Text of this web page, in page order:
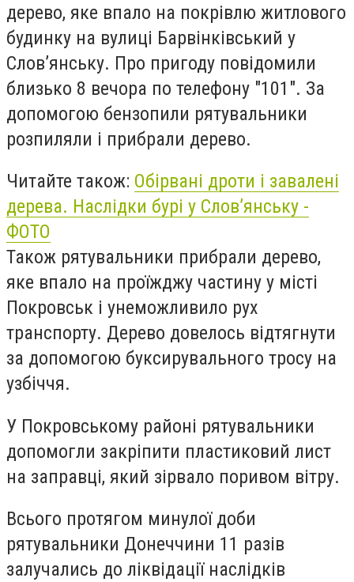
дерево, яке впало на покрівлю житлового
будинку на вулиці Барвінківський у
Слов’янську. Про пригоду повідомили
близько 8 вечора по телефону "101". За
допомогою бензопили рятувальники
розпиляли і прибрали дерево.
Читайте також: Обірвані дроти і завалені
дерева. Наслідки бурі у Слов’янську -
ФОТО
Також рятувальники прибрали дерево,
яке впало на проїжджу частину у місті
Покровськ і унеможливило рух
транспорту. Дерево довелось відтягнути
за допомогою буксирувального тросу на
узбіччя.
У Покровському районі рятувальники
допомогли закріпити пластиковий лист
на заправці, який зірвало поривом вітру.
Всього протягом минулої доби
рятувальники Донеччини 11 разів
залучались до ліквідації наслідків